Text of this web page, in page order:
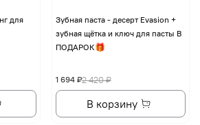
для
Зубная паста - десерт Evasion +
зубная щётка и ключ для пасты В
ПОДАРОК🎁
2 420 ₽
1 694 ₽
В корзину